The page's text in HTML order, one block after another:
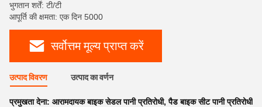
भुगतान शर्तें: टी/टी
आपूर्ति की क्षमता: एक दिन 5000
सर्वोत्तम मूल्य प्राप्त करें
उत्पाद विवरण उत्पाद का वर्णन
प्रमुखता देना: आरामदायक बाइक सेडल पानी प्रतिरोधी,पैड बाइक सीट पानी प्रतिरोधी